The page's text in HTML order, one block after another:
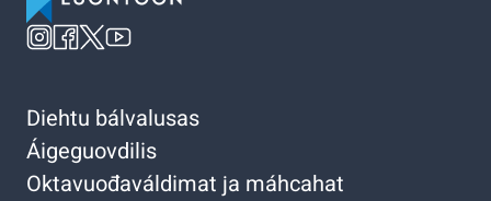
Diehtu bálvalusas
Áigeguovdilis
Oktavuođaváldimat ja máhcahat